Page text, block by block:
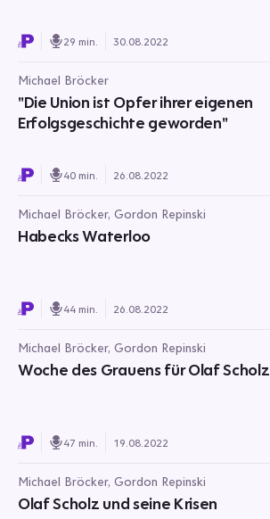
29 min. 30.08.2022
Michael Bröcker
"Die Union ist Opfer ihrer eigenen
Erfolgsgeschichte geworden"
40 min. 26.08.2022
Michael Bröcker, Gordon Repinski
Habecks Waterloo
44 min. 26.08.2022
Michael Bröcker, Gordon Repinski
Woche des Grauens für Olaf Scholz
47 min. 19.08.2022
Michael Bröcker, Gordon Repinski
Olaf Scholz und seine Krisen